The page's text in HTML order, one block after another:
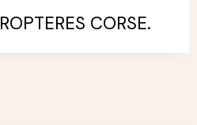
CORSE.